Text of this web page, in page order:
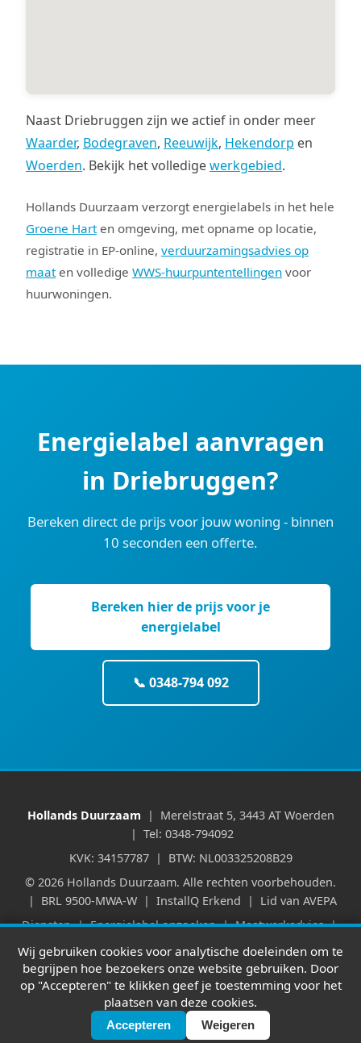
Naast Driebruggen zijn we actief in onder meer
Waarder, Bodegraven, Reeuwijk, Hekendorp en
Woerden. Bekijk het volledigewerkgebied.
Hollands Duurzaam verzorgt energielabels in het hele
Groene Harten omgeving, met opname op locatie,
registratie in EP-online, verduurzamingsadvies op
maaten volledige WWS-huurpuntentellingen voor
huurwoningen.
Energielabel aanvragen
in Driebruggen?
Bereken direct de prijs voor jouw woning - binnen
10 seconden een offerte.
Bereken hier de prijs voor je
energielabel
📞 0348-794 092
Hollands Duurzaam | Merelstraat 5, 3443 AT Woerden
| Tel: 0348-794092
KVK: 34157787 | BTW: NL003325208B29
© 2026 Hollands Duurzaam. Alle rechten voorbehouden.
| BRL 9500-MWA-W | InstallQ Erkend | Lid van AVEPA
Diensten|Energielabel opzoeken|Maatwerkadvies|
Verhuur & WWS | Huurpuntentelling | Partners
Werkgebied| | Kennisbank
|
Leveringsvoorwaarden|Privacyverklaring
💬
Wij gebruiken cookies voor analytische doeleinden om te
begrijpen hoe bezoekers onze website gebruiken. Door
op "Accepteren" te klikken geef je toestemming voor het
plaatsen van deze cookies.
Accepteren Weigeren